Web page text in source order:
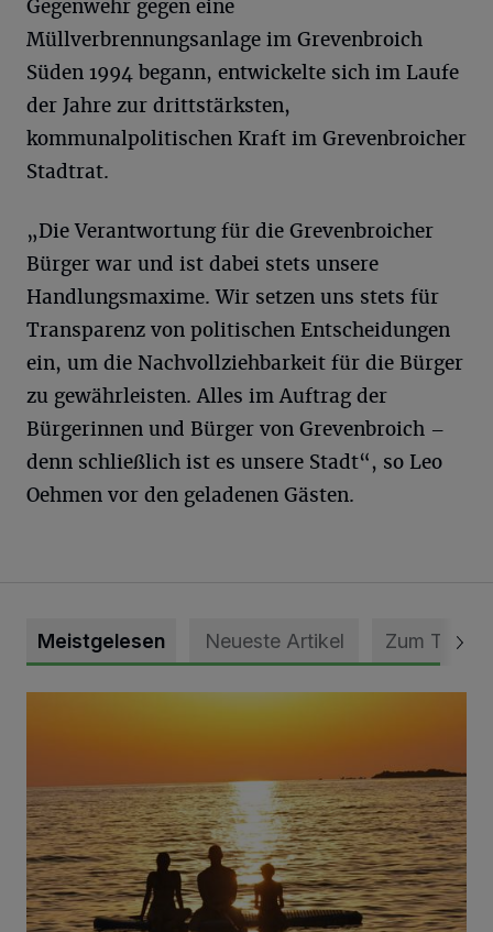
Gegenwehr gegen eine
Müllverbrennungsanlage im Grevenbroich
Süden 1994 begann, entwickelte sich im Laufe
der Jahre zur drittstärksten,
kommunalpolitischen Kraft im Grevenbroicher
Stadtrat.
„Die Verantwortung für die Grevenbroicher
Bürger war und ist dabei stets unsere
Handlungsmaxime. Wir setzen uns stets für
Transparenz von politischen Entscheidungen
ein, um die Nachvollziehbarkeit für die Bürger
zu gewährleisten. Alles im Auftrag der
Bürgerinnen und Bürger von Grevenbroich –
denn schließlich ist es unsere Stadt“, so Leo
Oehmen vor den geladenen Gästen.
Meistgelesen Neueste Artikel Zum Thema
Die schönsten Sommermomente gesucht